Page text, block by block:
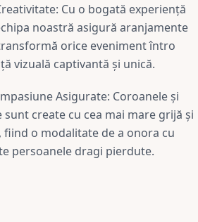
Cu o bogată experiență
noastră asigură aranjamente
orice eveniment întro
vizuală captivantă și unică.
Asigurate: Coroanele și
create cu cea mai mare grijă și
fiind o modalitate de a onora cu
persoanele dragi pierdute.